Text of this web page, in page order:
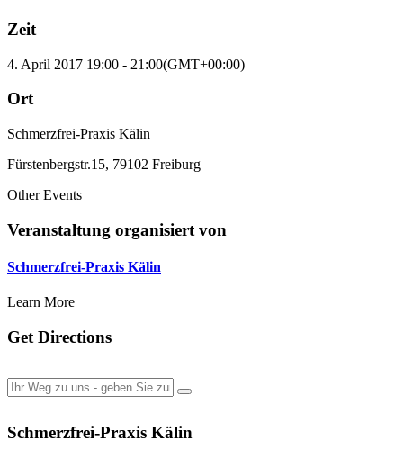
Zeit
4. April 2017 19:00 - 21:00(GMT+00:00)
Ort
Schmerzfrei-Praxis Kälin
Fürstenbergstr.15, 79102 Freiburg
Other Events
Veranstaltung organisiert von
Schmerzfrei-Praxis Kälin
Learn More
Get Directions
Schmerzfrei-Praxis Kälin